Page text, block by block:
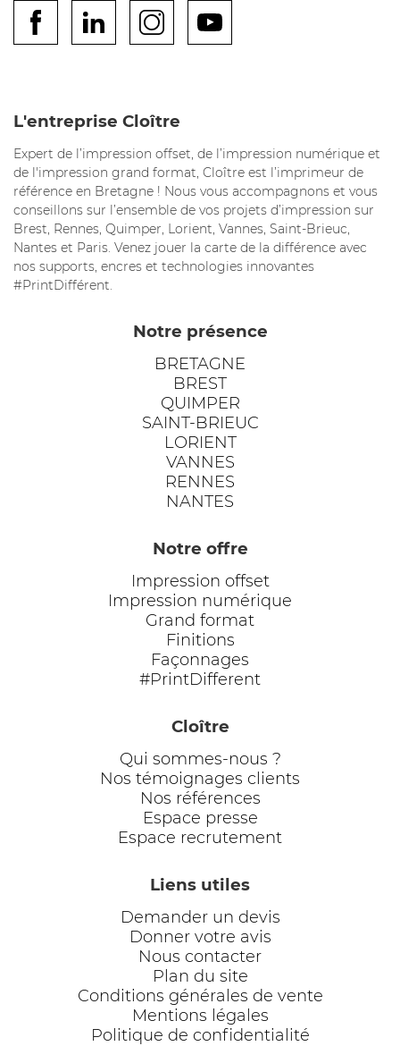
L'entreprise Cloître
Expert de l’impression offset, de l’impression numérique et
de l'impression grand format, Cloître est l’imprimeur de
référence en Bretagne ! Nous vous accompagnons et vous
conseillons sur l’ensemble de vos projets d’impression sur
Brest, Rennes, Quimper, Lorient, Vannes, Saint-Brieuc,
Nantes et Paris. Venez jouer la carte de la différence avec
nos supports, encres et technologies innovantes
#PrintDifférent.
Notre présence
BRETAGNE
BREST
QUIMPER
SAINT-BRIEUC
LORIENT
VANNES
RENNES
NANTES
Notre offre
Impression offset
Impression numérique
Grand format
Finitions
Façonnages
#PrintDifferent
Cloître
Qui sommes-nous ?
Nos témoignages clients
Nos références
Espace presse
Espace recrutement
Liens utiles
Demander un devis
Donner votre avis
Nous contacter
Plan du site
Conditions générales de vente
Mentions légales
Politique de confidentialité